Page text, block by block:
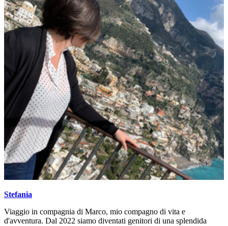
Stefania
Viaggio in compagnia di Marco, mio compagno di vita e
d'avventura. Dal 2022 siamo diventati genitori di una splendida